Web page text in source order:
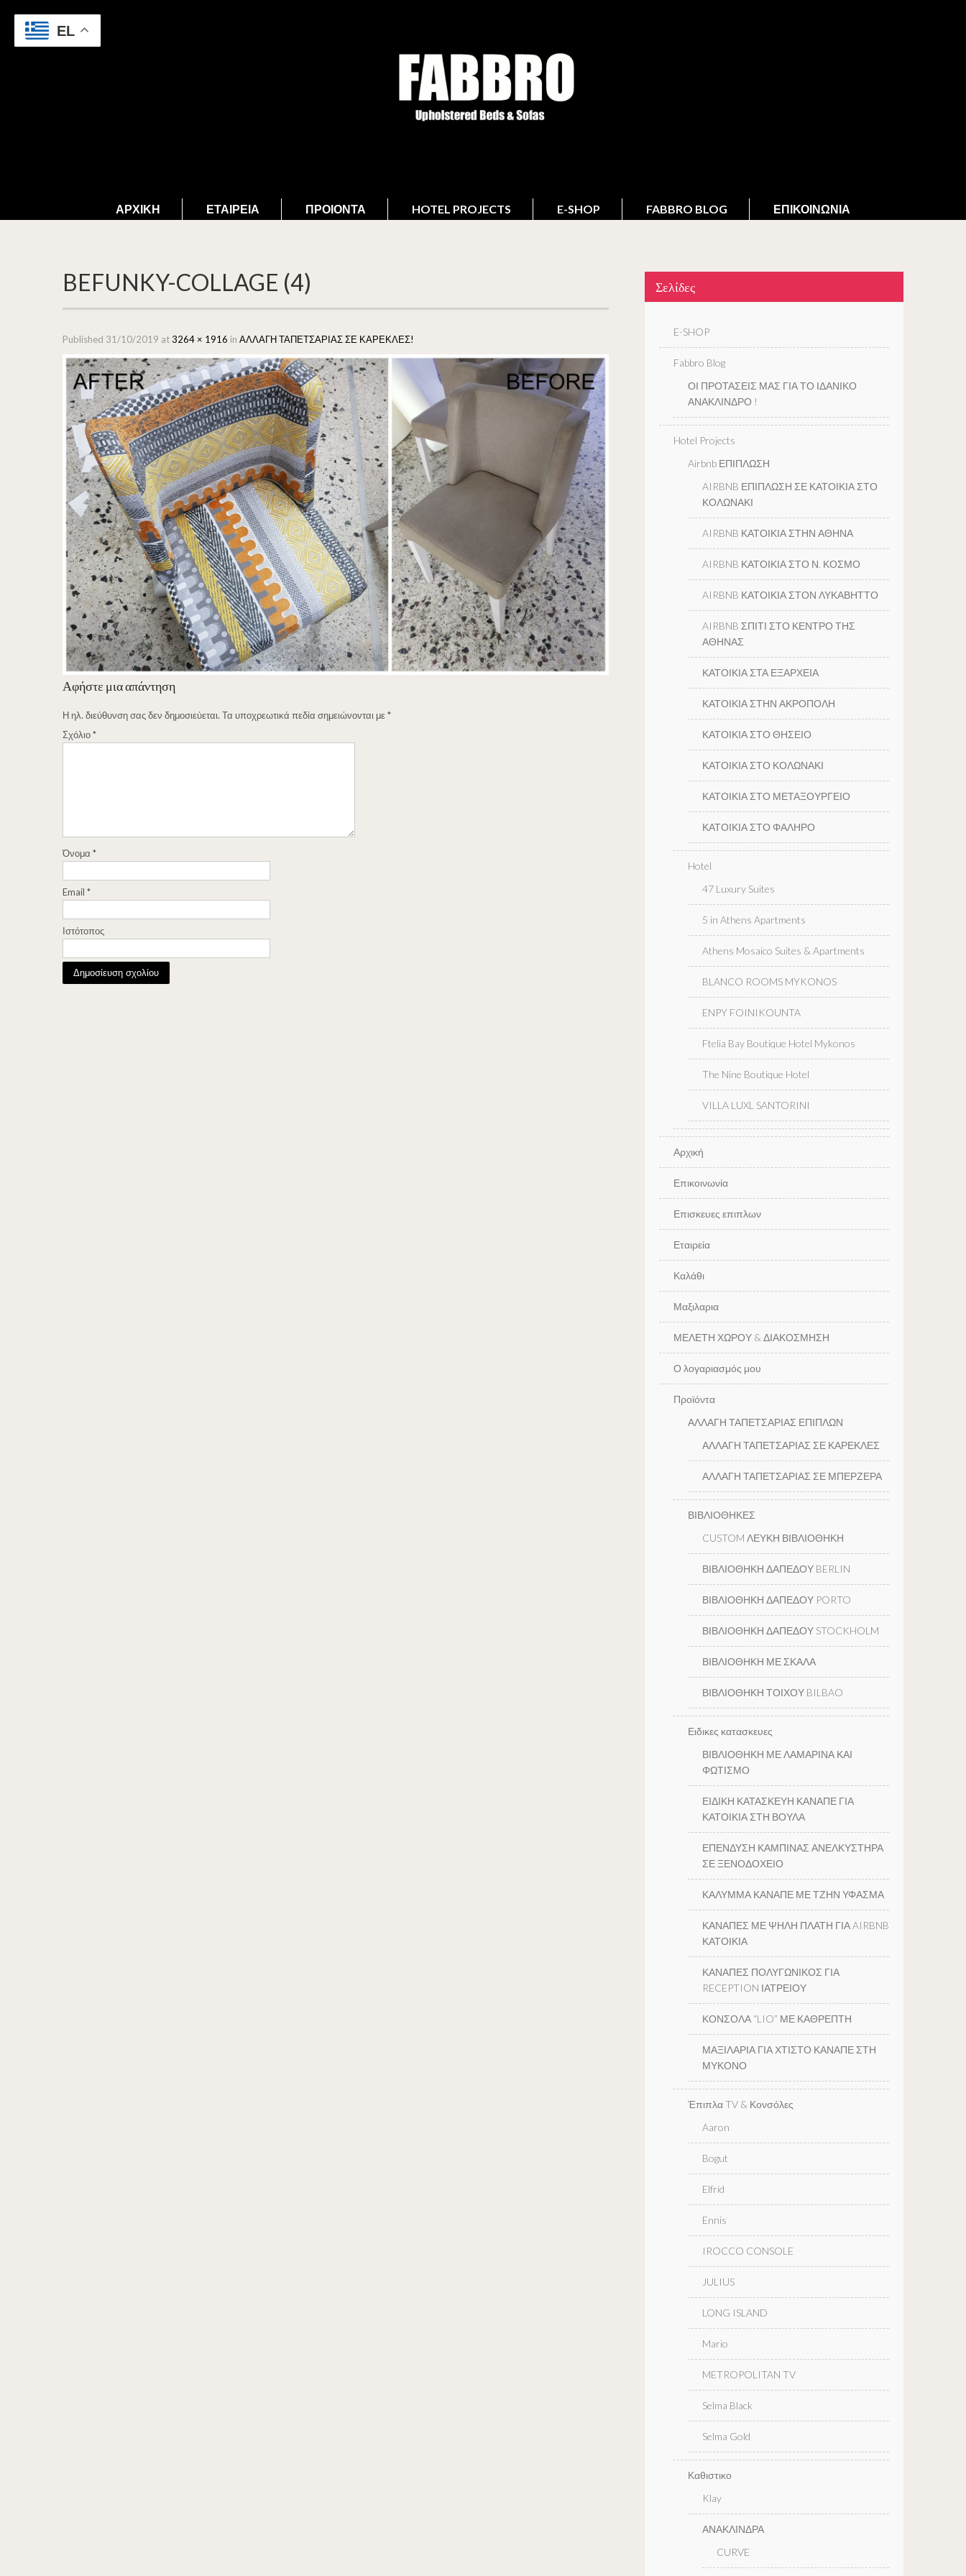
ΑΡΧΙΚΉ ΕΤΑΙΡΕΊΑ ΠΡΟΙΌΝΤΑ HOTEL PROJECTS E-SHOP FABBRO BLOG ΕΠΙΚΟΙΝΩΝΊΑ
BEFUNKY-COLLAGE (4)
Published 31/10/2019 at3264 × 1916 in ΑΛΛΑΓΗ ΤΑΠΕΤΣΑΡΙΑΣ ΣΕ ΚΑΡΕΚΛΕΣ!
Αφήστε μια απάντηση
Η ηλ. διεύθυνση σας δεν δημοσιεύεται. Τα υποχρεωτικά πεδία σημειώνονται με*
Σχόλιο*
Όνομα *
Email *
Ιστότοπος
Σελίδες
E-SHOP
Fabbro Blog
ΟΙ ΠΡΟΤΑΣΕΙΣ ΜΑΣ ΓΙΑ ΤΟ ΙΔΑΝΙΚΟ
ΑΝΑΚΛΙΝΔΡΟ !
Hotel Projects
Airbnb ΕΠΙΠΛΩΣΗ
AIRBNB ΕΠΙΠΛΩΣΗ ΣΕ ΚΑΤΟΙΚΙΑ ΣΤΟ
ΚΟΛΩΝΑΚΙ
AIRBNB ΚΑΤΟΙΚΙΑ ΣΤΗΝ ΑΘΗΝΑ
AIRBNB ΚΑΤΟΙΚΙΑ ΣΤΟ Ν. ΚΟΣΜΟ
AIRBNB ΚΑΤΟΙΚΙΑ ΣΤΟΝ ΛΥΚΑΒΗΤΤΟ
AIRBNB ΣΠΙΤΙ ΣΤΟ ΚΕΝΤΡΟ ΤΗΣ
ΑΘΗΝΑΣ
ΚΑΤΟΙΚΙΑ ΣΤΑ ΕΞΑΡΧΕΙΑ
ΚΑΤΟΙΚΙΑ ΣΤΗΝ ΑΚΡΟΠΟΛΗ
ΚΑΤΟΙΚΙΑ ΣΤΟ ΘΗΣΕΙΟ
ΚΑΤΟΙΚΙΑ ΣΤΟ ΚΟΛΩΝΑΚΙ
ΚΑΤΟΙΚΙΑ ΣΤΟ ΜΕΤΑΞΟΥΡΓΕΙΟ
ΚΑΤΟΙΚΙΑ ΣΤΟ ΦΑΛΗΡΟ
Hotel
47 Luxury Suites
5 in Athens Apartments
Athens Mosaico Suites & Apartments
BLANCO ROOMS MYKONOS
ENPY FOINIKOUNTA
Ftelia Bay Boutique Hotel Mykonos
The Nine Boutique Hotel
VILLA LUXL SANTORINI
Αρχική
Επικοινωνία
Επισκευες επιπλων
Εταιρεία
Καλάθι
Μαξιλαρια
ΜΕΛΕΤΗ ΧΩΡΟΥ & ΔΙΑΚΟΣΜΗΣΗ
Ο λογαριασμός μου
Προϊόντα
ΑΛΛΑΓΗ ΤΑΠΕΤΣΑΡΙΑΣ ΕΠΙΠΛΩΝ
ΑΛΛΑΓΗ ΤΑΠΕΤΣΑΡΙΑΣ ΣΕ ΚΑΡΕΚΛΕΣ
ΑΛΛΑΓΗ ΤΑΠΕΤΣΑΡΙΑΣ ΣΕ ΜΠΕΡΖΕΡΑ
ΒΙΒΛΙΟΘΗΚΕΣ
CUSTOM ΛΕΥΚΗ ΒΙΒΛΙΟΘΗΚΗ
ΒΙΒΛΙΟΘΗΚΗ ΔΑΠΕΔΟΥ BERLIN
ΒΙΒΛΙΟΘΗΚΗ ΔΑΠΕΔΟΥ PORTO
ΒΙΒΛΙΟΘΗΚΗ ΔΑΠΕΔΟΥ STOCKHOLM
ΒΙΒΛΙΟΘΗΚΗ ΜΕ ΣΚΑΛΑ
ΒΙΒΛΙΟΘΗΚΗ ΤΟΙΧΟΥ BILBAO
Ειδικες κατασκευες
ΒΙΒΛΙΟΘΗΚΗ ΜΕ ΛΑΜΑΡΙΝΑ ΚΑΙ
ΦΩΤΙΣΜΟ
ΕΙΔΙΚΗ ΚΑΤΑΣΚΕΥΗ ΚΑΝΑΠΕ ΓΙΑ
ΚΑΤΟΙΚΙΑ ΣΤΗ ΒΟΥΛΑ
ΕΠΕΝΔΥΣΗ ΚΑΜΠΙΝΑΣ ΑΝΕΛΚΥΣΤΗΡΑ
ΣΕ ΞΕΝΟΔΟΧΕΙΟ
ΚΑΛΥΜΜΑ ΚΑΝΑΠΕ ΜΕ ΤΖΗΝ ΥΦΑΣΜΑ
ΚΑΝΑΠΕΣ ΜΕ ΨΗΛΗ ΠΛΑΤΗ ΓΙΑ AIRBNB
ΚΑΤΟΙΚΙΑ
ΚΑΝΑΠΕΣ ΠΟΛΥΓΩΝΙΚΟΣ ΓΙΑ
RECEPTION ΙΑΤΡΕΙΟΥ
ΚΟΝΣΟΛΑ “LIO” ΜΕ ΚΑΘΡΕΠΤΗ
ΜΑΞΙΛΑΡΙΑ ΓΙΑ ΧΤΙΣΤΟ ΚΑΝΑΠΕ ΣΤΗ
ΜΥΚΟΝΟ
Έπιπλα TV & Κονσόλες
Aaron
Bogut
Elfrid
Ennis
IROCCO CONSOLE
JULIUS
LONG ISLAND
Mario
METROPOLITAN TV
Selma Black
Selma Gold
Καθιστικο
Klay
ΑΝΑΚΛΙΝΔΡΑ
CURVE
EL